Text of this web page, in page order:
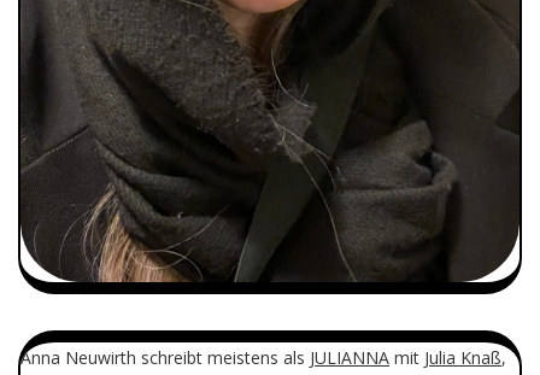
Anna Neuwirth schreibt meistens als JULIANNA mit Julia Knaß,